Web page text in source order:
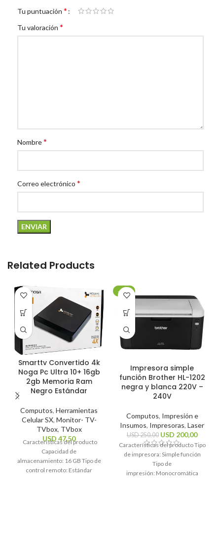
Tu puntuación *
Tu valoración *
Nombre*
Correo electrónico *
Related Products
Smarttv Convertido 4k
Noga Pc Ultra 10+ 16gb
2gb Memoria Ram
Negro Estándar
Computos, Herramientas
Celular SX, Monitor- TV-
TVbox, TVbox
USD 47,50
Características del producto
Capacidad de
almacenamiento: 16 GB Tipo de
control remoto: Estándar
-20%
Impresora simple
función Brother HL-1202
negra y blanca 220V –
240V
Computos, Impresión e
Insumos, Impresoras, Laser
USD250,00 USD 200,00
Características del producto Tipo
de impresora: Simple función
Tipo de
impresión: Monocromática